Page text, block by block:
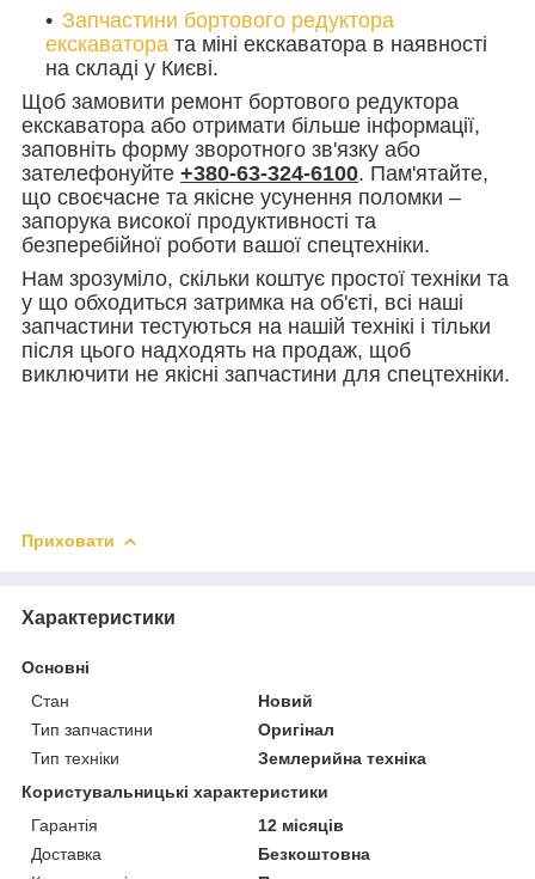
Запчастини бортового редуктора
екскаватора та міні екскаватора в наявності
на складі у Києві.
Щоб замовити ремонт бортового редуктора
екскаватора або отримати більше інформації,
заповніть форму зворотного зв'язку або
зателефонуйте +380-63-324-6100. Пам'ятайте,
що своєчасне та якісне усунення поломки –
запорука високої продуктивності та
безперебійної роботи вашої спецтехніки.
Нам зрозуміло, скільки коштує простої техніки та
у що обходиться затримка на об'єті, всі наші
запчастини тестуються на нашій технікі і тільки
після цього надходять на продаж, щоб
виключити не якісні запчастини для спецтехніки.
Приховати
Характеристики
Основні
Стан
Новий
Тип запчастини
Оригінал
Тип техніки
Землерийна техніка
Користувальницькі характеристики
Гарантія
12 місяців
Доставка
Безкоштовна